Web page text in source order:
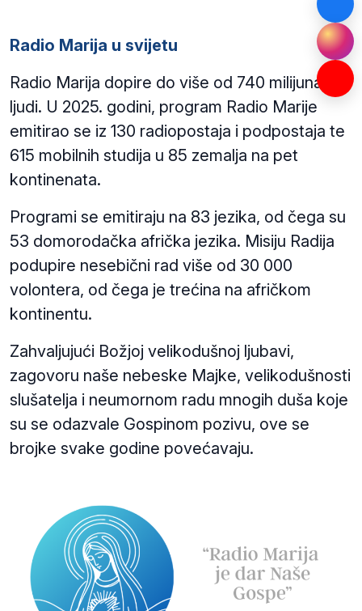
Radio Marija u svijetu
Radio Marija dopire do više od 740 milijuna
ljudi. U 2025. godini, program Radio Marije
emitirao se iz 130 radiopostaja i podpostaja te
615 mobilnih studija u 85 zemalja na pet
kontinenata.
Programi se emitiraju na 83 jezika, od čega su
53 domorodačka afrička jezika. Misiju Radija
podupire nesebični rad više od 30 000
volontera, od čega je trećina na afričkom
kontinentu.
Zahvaljujući Božjoj velikodušnoj ljubavi,
zagovoru naše nebeske Majke, velikodušnosti
slušatelja i neumornom radu mnogih duša koje
su se odazvale Gospinom pozivu, ove se
brojke svake godine povećavaju.